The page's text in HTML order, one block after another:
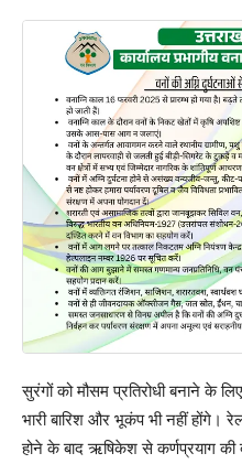
सुरंगों को मौसम प्रतिरोधी बनाने के
भारी बारिश और भूकंप भी नहीं होंगे।
होने के बाद ऋषिकेश से कर्णप्रयाग की